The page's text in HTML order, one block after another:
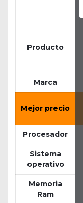
Producto
Marca
Mejor precio
Procesador
Sistema
operativo
Memoria
Ram